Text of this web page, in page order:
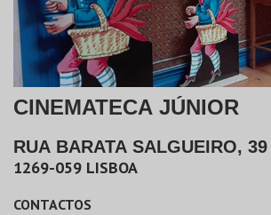
CINEMATECA JÚNIOR
RUA BARATA SALGUEIRO, 39
1269-059 LISBOA
CONTACTOS